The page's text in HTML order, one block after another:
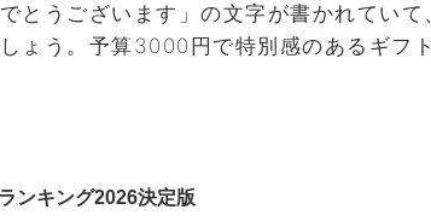
とうございます」の文字が書かれてい
ょう。予算3000円で特別感のあるギフ